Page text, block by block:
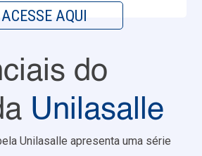
ACESSE AQUI
do
Unilasalle
Unilasalle apresenta uma série